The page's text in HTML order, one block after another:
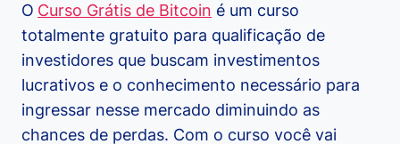
O Curso Grátis de Bitcoin é um curso
totalmente gratuito para qualificação de
investidores que buscam investimentos
lucrativos e o conhecimento necessário para
ingressar nesse mercado diminuindo as
chances de perdas. Com o curso você vai